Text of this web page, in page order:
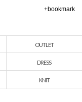
+bookmark
OUTLET
DRESS
KNIT